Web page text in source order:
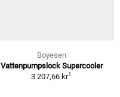
Boyesen
Vattenpumpslock Supercooler
3 207,66 kr1